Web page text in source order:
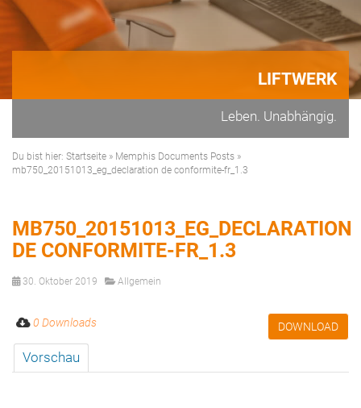
LIFTWERK
Leben. Unabhängig.
Du bist hier: Startseite » Memphis Documents Posts »
mb750_20151013_eg_declaration de conformite-fr_1.3
MB750_20151013_EG_DECLARATION
DE CONFORMITE-FR_1.3
30. Oktober 2019 Allgemein
DOWNLOAD
0 Downloads
Vorschau